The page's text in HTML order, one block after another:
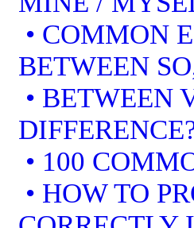
• COMMON
BETWEEN
• BETWEEN
• 100
• HOW TO